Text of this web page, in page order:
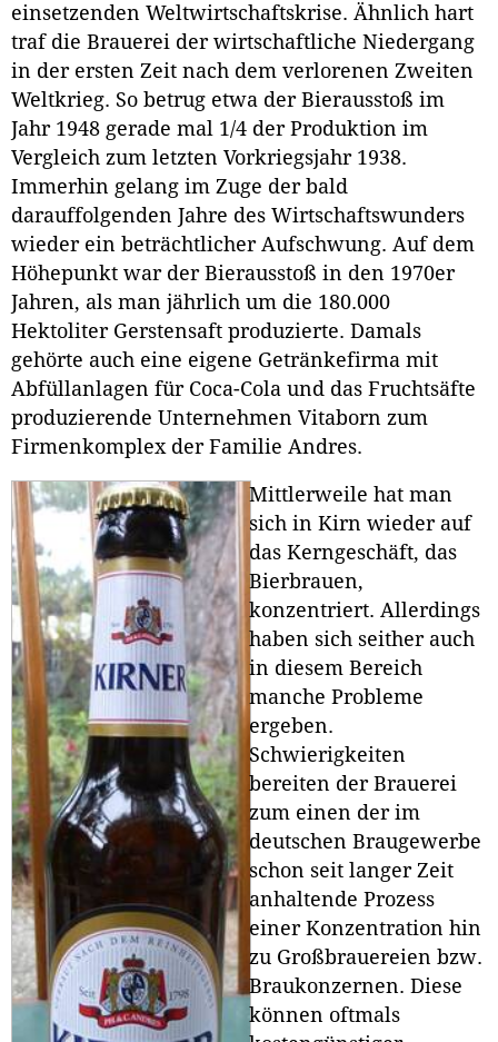
einsetzenden Weltwirtschaftskrise. Ähnlich hart
traf die Brauerei der wirtschaftliche Niedergang
in der ersten Zeit nach dem verlorenen Zweiten
Weltkrieg. So betrug etwa der Bierausstoß im
Jahr 1948 gerade mal 1/4 der Produktion im
Vergleich zum letzten Vorkriegsjahr 1938.
Immerhin gelang im Zuge der bald
darauffolgenden Jahre des Wirtschaftswunders
wieder ein beträchtlicher Aufschwung. Auf dem
Höhepunkt war der Bierausstoß in den 1970er
Jahren, als man jährlich um die 180.000
Hektoliter Gerstensaft produzierte. Damals
gehörte auch eine eigene Getränkefirma mit
Abfüllanlagen für Coca-Cola und das Fruchtsäfte
produzierende Unternehmen Vitaborn zum
Firmenkomplex der Familie Andres.
Mittlerweile hat man
sich in Kirn wieder auf
das Kerngeschäft, das
Bierbrauen,
konzentriert. Allerdings
haben sich seither auch
in diesem Bereich
manche Probleme
ergeben.
Schwierigkeiten
bereiten der Brauerei
zum einen der im
deutschen Braugewerbe
schon seit langer Zeit
anhaltende Prozess
einer Konzentration hin
zu Großbrauereien bzw.
Braukonzernen. Diese
können oftmals